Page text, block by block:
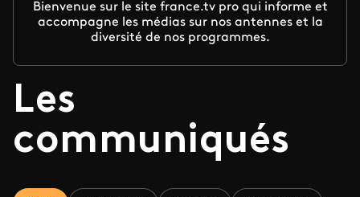
Bienvenue sur le site france.tv pro qui informe et
accompagne les médias sur nos antennes et la
diversité de nos programmes.
Les
communiqués